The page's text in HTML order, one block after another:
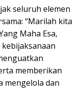
seluruh elemen
“Marilah kita
Maha Esa,
memberikan
mengelola dan